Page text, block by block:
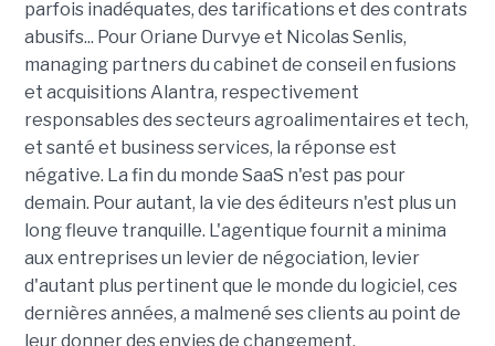
parfois inadéquates, des tarifications et des contrats
abusifs... Pour Oriane Durvye et Nicolas Senlis,
managing partners du cabinet de conseil en fusions
et acquisitions Alantra, respectivement
responsables des secteurs agroalimentaires et tech,
et santé et business services, la réponse est
négative. La fin du monde SaaS n'est pas pour
demain. Pour autant, la vie des éditeurs n'est plus un
long fleuve tranquille. L'agentique fournit a minima
aux entreprises un levier de négociation, levier
d'autant plus pertinent que le monde du logiciel, ces
dernières années, a malmené ses clients au point de
leur donner des envies de changement.